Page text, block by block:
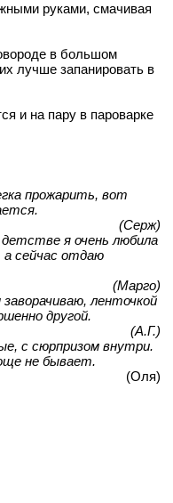
руками, смачивая
в большом
лучше запанировать в
и на пару в пароварке
прожарить, вот
(Серж)
я очень любила
сейчас отдаю
(Марго)
ленточкой
другой.
(А.Г.)
с сюрпризом внутри.
не бывает.
(Оля)